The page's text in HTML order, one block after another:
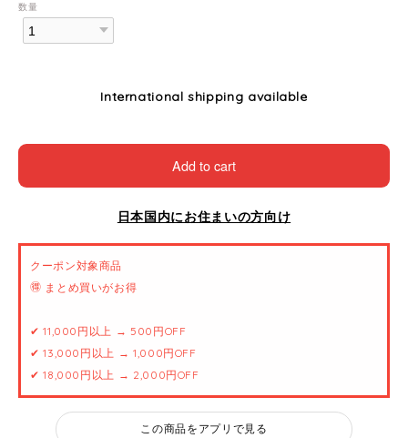
数量
International shipping available
Add to cart
日本国内にお住まいの方向け
クーポン対象商品
🉐 まとめ買いがお得
✔ 11,000円以上 → 500円OFF
✔ 13,000円以上 → 1,000円OFF
✔ 18,000円以上 → 2,000円OFF
この商品をアプリで見る